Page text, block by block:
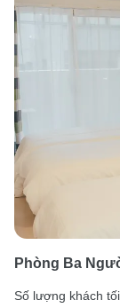
Phòng Ba
Số lượng khách